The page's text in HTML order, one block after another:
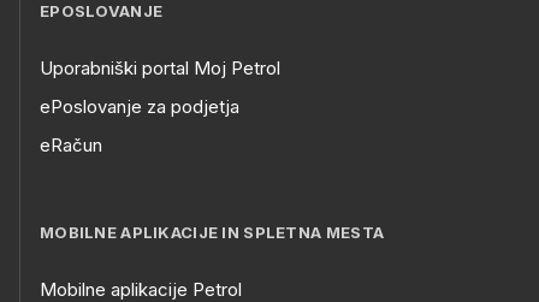
EPOSLOVANJE
Uporabniški portal Moj Petrol
ePoslovanje za podjetja
eRačun
MOBILNE APLIKACIJE IN SPLETNA MESTA
Mobilne aplikacije Petrol